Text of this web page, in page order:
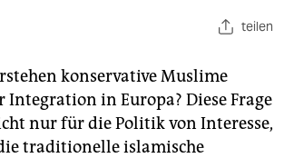
teilen
konservative Muslime
Integration in Europa? Diese Frage
nur für die Politik von Interesse,
traditionelle islamische